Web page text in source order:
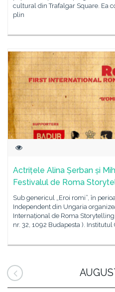
cultural din Trafalgar Square. Ea
plin
Actrițele Alina Șerban și
Festivalul de Roma
Sub genericul „Eroi romi”, în
Independent din Ungaria
Internațional de Roma Storytelling
nr. 32, 1092 Budapesta ).